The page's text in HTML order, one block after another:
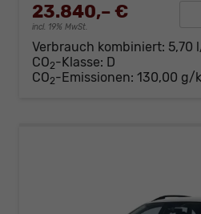
23.840,– €
incl. 19% MwSt.
Verbrauch kombiniert: 5,70
CO2-Klasse: D
CO2-Emissionen: 130,00 g/